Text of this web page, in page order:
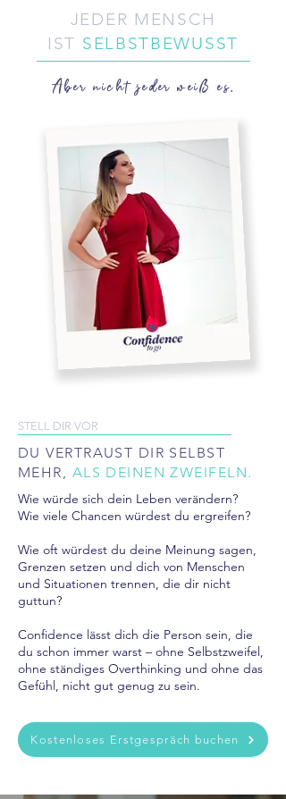
Aber nicht jeder weiß es.
JEDER MENSCH
IST SELBSTBEWUSST
STELL DIR VOR
DU VERTRAUST DIR SELBST
MEHR, ALS DEINEN ZWEIFELN.
Wie würde sich dein Leben verändern?
Wie viele Chancen würdest du ergreifen?
Wie oft würdest du deine Meinung sagen,
Grenzen setzen und dich von Menschen
und Situationen trennen, die dir nicht
guttun?
Confidence lässt dich die Person sein, die
du schon immer warst – ohne Selbstzweifel,
ohne ständiges Overthinking und ohne das
Gefühl, nicht gut genug zu sein.
Kostenloses Erstgespräch buchen